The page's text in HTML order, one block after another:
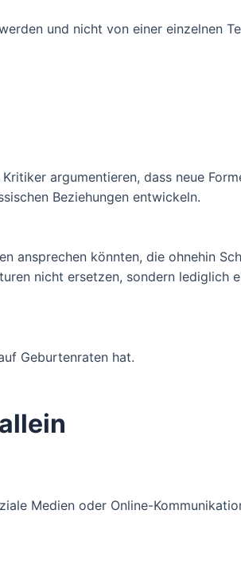
und nicht von einer einzelnen
argumentieren, dass neue
Beziehungen entwickeln.
ansprechen könnten, die ohnehin
nicht ersetzen, sondern lediglich
Geburtenraten hat.
Medien oder Online-